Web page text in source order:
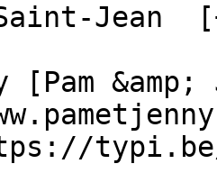
Saint-